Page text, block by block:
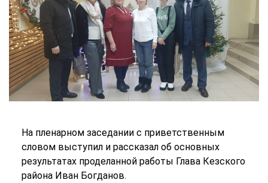
На пленарном заседании с приветственным
словом выступил и рассказал об основных
результатах проделанной работы Глава Кезского
района Иван Богданов.